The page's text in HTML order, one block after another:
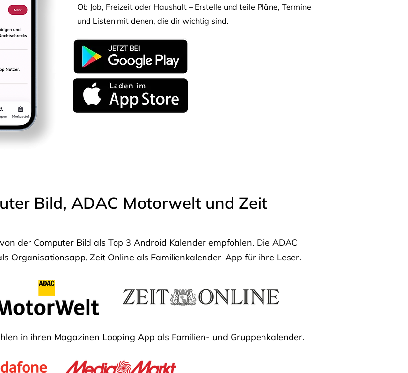
Ob Job, Freizeit oder Haushalt – Erstelle und teile Pläne, Termine
und Listen mit denen, die dir wichtig sind.
Bild, ADAC Motorwelt und Zeit
der Computer Bild als Top 3 Android Kalender empfohlen. Die ADAC
Organisationsapp, Zeit Online als Familienkalender-App für ihre Leser.
in ihren Magazinen Looping App als Familien- und Gruppenkalender.